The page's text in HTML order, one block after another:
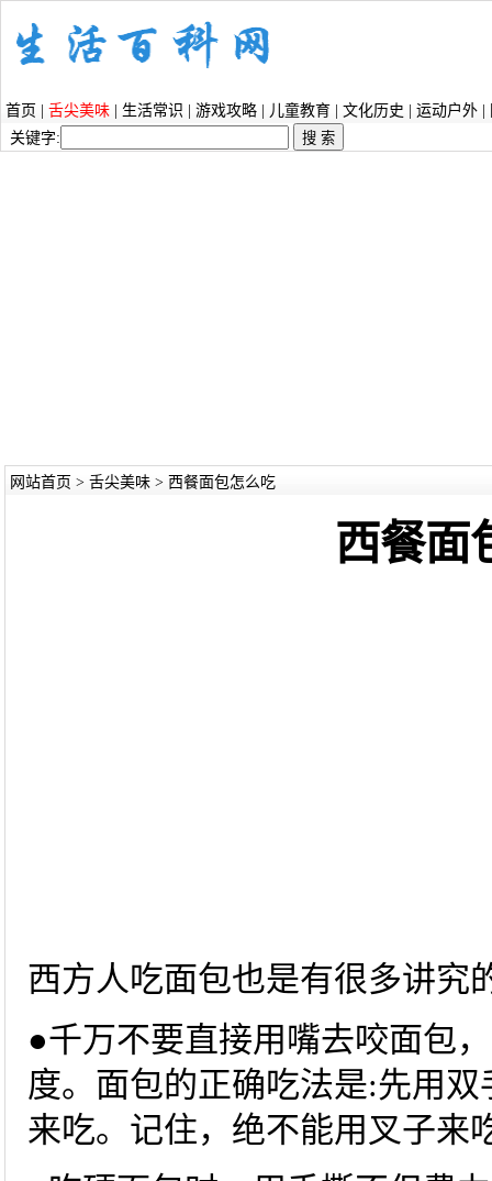
首页 舌尖美味 生活常识 游戏攻略 儿童教育 文化历史 运动户外
关键字:
网站首页 > 舌尖美味> 西餐面包怎么吃
西餐面
西方人吃面包也是有很多讲究
●千万不要直接用嘴去咬面包
度。面包的正确吃法是:先用
来吃。记住，绝不能用叉子来